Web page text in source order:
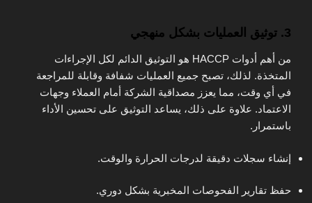
3. توثيق العمليات بشكل منهجي
من أهم أدوات HACCP هو التوثيق الدائم لكل الإجراءات
المتخذة. لذلك، تصبح جميع العمليات شفافة وقابلة للمراجعة
في أي وقت، مما يعزز مصداقية الشركة أمام العملاء وجهات
الاعتماد. علاوة على ذلك، يساعد التوثيق على تحسين الأداء
باستمرار.
إنشاء سجلات دقيقة لدرجات الحرارة والوقت.
حفظ تقارير الفحوصات المخبرية بشكل دوري.